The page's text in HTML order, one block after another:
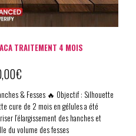
TRAITEMENT 4 MOIS
€
& Fesses 🔥 Objectif : Silhouette
cure de 2 mois en gélules a été
l’élargissement des hanches et
du volume des fesses